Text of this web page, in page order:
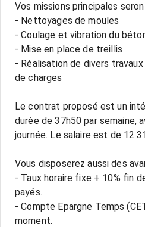
Vos missions principales
- Nettoyages de moules
- Coulage et vibration du
- Mise en place de treillis
- Réalisation de divers
de charges
Le contrat proposé est un
durée de 37h50 par semaine,
journée. Le salaire est de
Vous disposerez aussi des
- Taux horaire fixe + 10% fin
payés.
- Compte Epargne Temps
moment.